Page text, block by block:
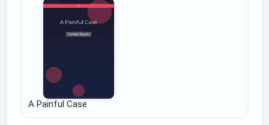
A Painful Case